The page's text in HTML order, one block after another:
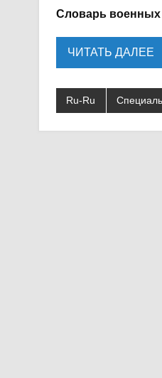
Словарь
ЧИТАТЬ ДАЛЕЕ
Ru-Ru